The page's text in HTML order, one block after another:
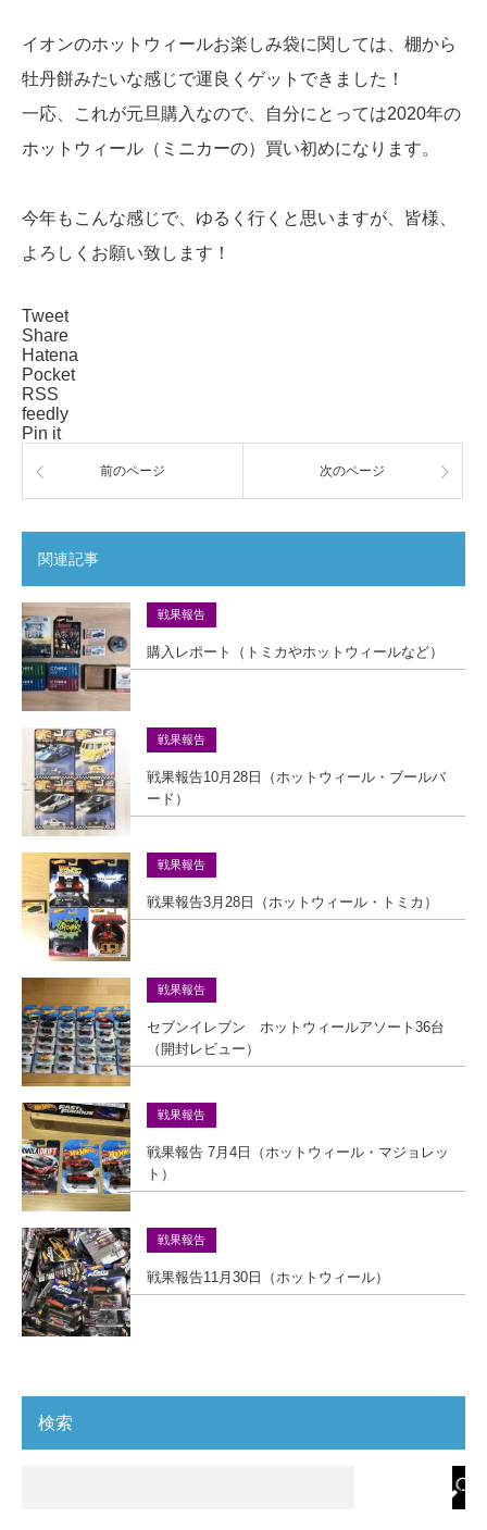
イオンのホットウィールお楽しみ袋に関しては、棚から
牡丹餅みたいな感じで運良くゲットできました！
一応、これが元旦購入なので、自分にとっては2020年の
ホットウィール（ミニカーの）買い初めになります。
今年もこんな感じで、ゆるく行くと思いますが、皆様、
よろしくお願い致します！
Tweet
Share
Hatena
Pocket
RSS
feedly
Pin it
前のページ 次のページ
関連記事
戦果報告
購入レポート（トミカやホットウィールなど）
戦果報告
戦果報告10月28日（ホットウィール・ブールバ
ード）
戦果報告
戦果報告3月28日（ホットウィール・トミカ）
戦果報告
セブンイレブン ホットウィールアソート36台
（開封レビュー）
戦果報告
戦果報告 7月4日（ホットウィール・マジョレッ
ト）
戦果報告
戦果報告11月30日（ホットウィール）
検索